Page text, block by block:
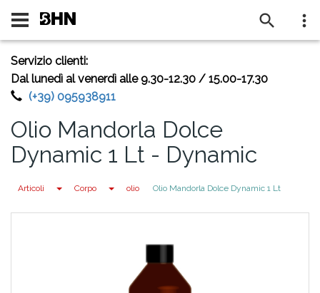
Servizio clienti:
Dal lunedì al venerdì alle 9.30-12.30 / 15.00-17.30
(+39) 095938911
Olio Mandorla Dolce
Dynamic 1 Lt - Dynamic
Articoli Toggle Dropdown
Corpo Toggle Dropdown
olio Olio Mandorla Dolce Dynamic 1 Lt